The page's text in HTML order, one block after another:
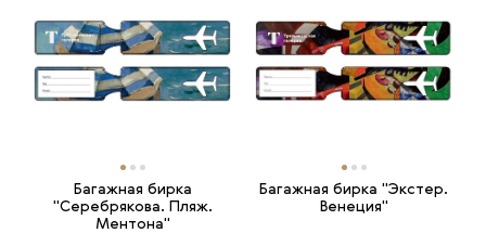
Багажная бирка
"Серебрякова. Пляж.
Ментона"
Багажная бирка "Экстер.
Венеция"